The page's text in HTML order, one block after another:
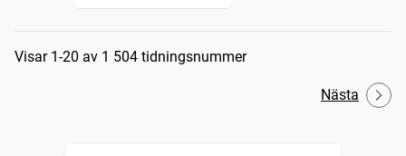
Sökresultat
Visar 1-20 av 1 504 tidningsnummer
Nästa